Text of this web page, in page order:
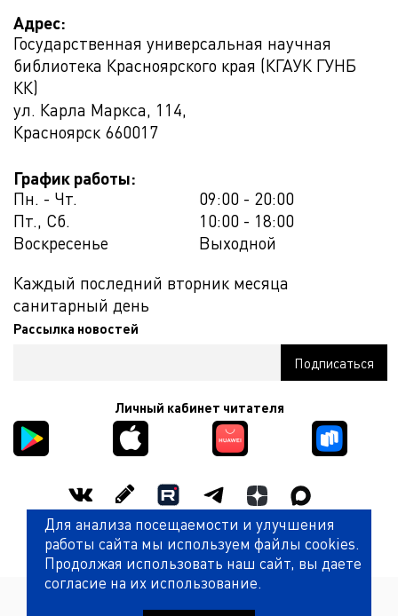
Адрес:
Государственная универсальная научная
библиотека Красноярского края (КГАУК ГУНБ
КК)
ул. Карла Маркса, 114,
Красноярск 660017
График работы:
Пн. - Чт.
09:00 - 20:00
Пт., Сб.
10:00 - 18:00
Воскресенье
Выходной
Каждый последний вторник месяца
санитарный день
Рассылка новостей
Личный кабинет читателя
Оценить работу библиотеки
Для анализа посещаемости и улучшения
работы сайта мы используем файлы cookies.
Продолжая использовать наш сайт, вы даете
согласие на их использование.